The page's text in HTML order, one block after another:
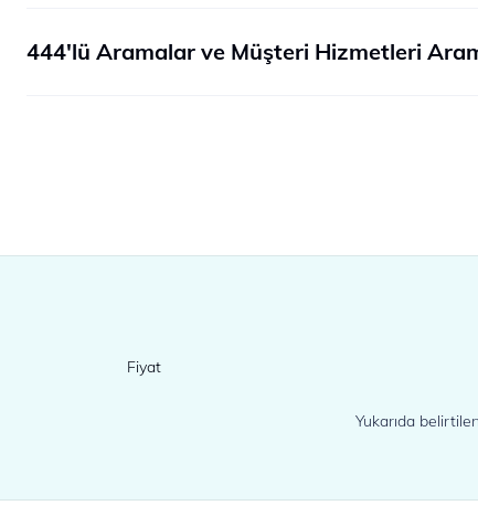
444'lü Aramalar ve Müşteri Hizmetleri
Fiyat
Yukarıda